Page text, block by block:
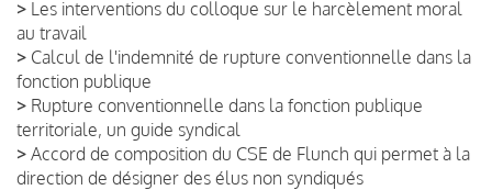
> Les interventions du colloque sur le harcèlement moral
au travail
> Calcul de l'indemnité de rupture conventionnelle dans la
fonction publique
> Rupture conventionnelle dans la fonction publique
territoriale, un guide syndical
> Accord de composition du CSE de Flunch qui permet à la
direction de désigner des élus non syndiqués